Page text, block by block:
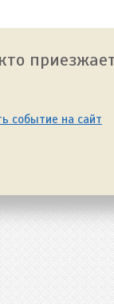
событие на сайт